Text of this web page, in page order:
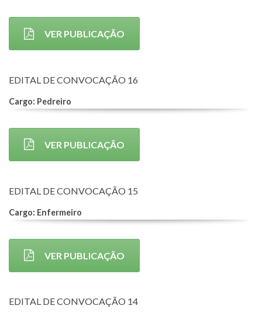
VER PUBLICAÇÃO
EDITAL DE CONVOCAÇÃO 16
Cargo: Pedreiro
VER PUBLICAÇÃO
EDITAL DE CONVOCAÇÃO 15
Cargo: Enfermeiro
VER PUBLICAÇÃO
EDITAL DE CONVOCAÇÃO 14